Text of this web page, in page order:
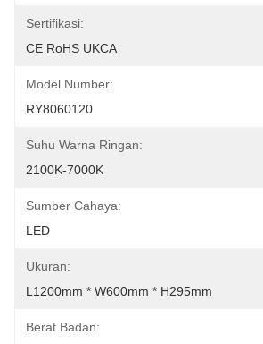
Sertifikasi:
CE RoHS UKCA
Model Number:
RY8060120
Suhu Warna Ringan:
2100K-7000K
Sumber Cahaya:
LED
Ukuran:
L1200mm * W600mm * H295mm
Berat Badan: